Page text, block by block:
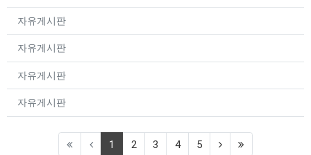
등록일
자유게시판
등록일
자유게시판
등록일
자유게시판
등록일
자유게시판
1 (current)
2 3 4 5